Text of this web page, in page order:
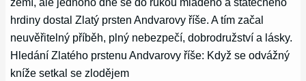
hrdiny dostal Zlatý prsten Andvarovy říše. A tím začal
neuvěřitelný příběh, plný nebezpečí, dobrodružství a lásky.
Hledání Zlatého prstenu Andvarovy říše: Když se odvážný
kníže setkal se zlodějem